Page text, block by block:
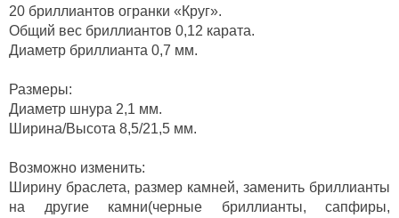
20 бриллиантов огранки «Круг».
Общий вес бриллиантов 0,12 карата.
Диаметр бриллианта 0,7 мм.
Размеры:
Диаметр шнура 2,1 мм.
Ширина/Высота 8,5/21,5 мм.
Возможно изменить:
Ширину браслета, размер камней, заменить бриллианты
на другие камни(черные бриллианты, сапфиры,